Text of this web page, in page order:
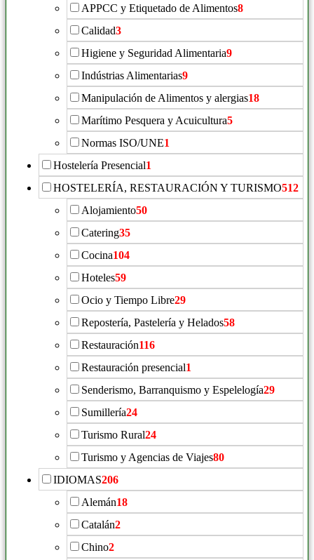
APPCC y Etiquetado de Alimentos8
Calidad3
Higiene y Seguridad Alimentaria9
Indústrias Alimentarias9
Manipulación de Alimentos y alergias18
Marítimo Pesquera y Acuicultura5
Normas ISO/UNE1
Hostelería Presencial1
HOSTELERÍA, RESTAURACIÓN Y TURISMO512
Alojamiento50
Catering35
Cocina104
Hoteles59
Ocio y Tiempo Libre29
Repostería, Pastelería y Helados58
Restauración116
Restauración presencial1
Senderismo, Barranquismo y Espelelogía29
Sumillería24
Turismo Rural24
Turismo y Agencias de Viajes80
IDIOMAS206
Alemán18
Catalán2
Chino2